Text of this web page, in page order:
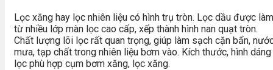
Lọc xăng hay lọc nhiên liệu có hình trụ tròn. Lọc dầu được làm
từ nhiều lớp màn lọc cao cấp, xếp thành hình nan quạt tròn.
Chất lượng lõi lọc rất quan trọng, giúp làm sạch cặn bẩn,
mưa, tạp chất trong nhiên liệu bơm vào. Kích thước, hình dáng
lọc phù hợp cụm bơm xăng, lọc xăng.